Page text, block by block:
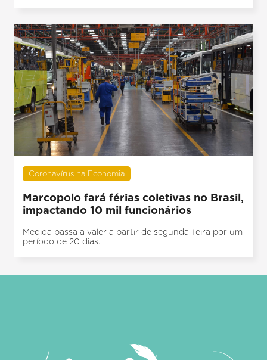
Coronavírus na Economia
Marcopolo fará férias coletivas no Brasil,
impactando 10 mil funcionários
Medida passa a valer a partir de segunda-feira por um
período de 20 dias.